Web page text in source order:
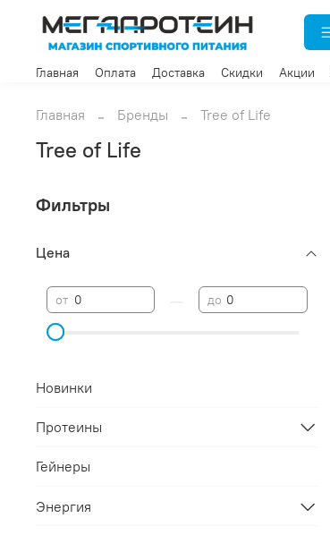
Главная Оплата Доставка Скидки Акции
Главная Бренды Tree of Life
Tree of Life
Фильтры
Цена
от до
Новинки
Протеины
Гейнеры
Энергия